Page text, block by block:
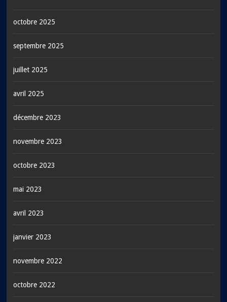
octobre 2025
septembre 2025
juillet 2025
avril 2025
décembre 2023
novembre 2023
octobre 2023
mai 2023
avril 2023
janvier 2023
novembre 2022
octobre 2022